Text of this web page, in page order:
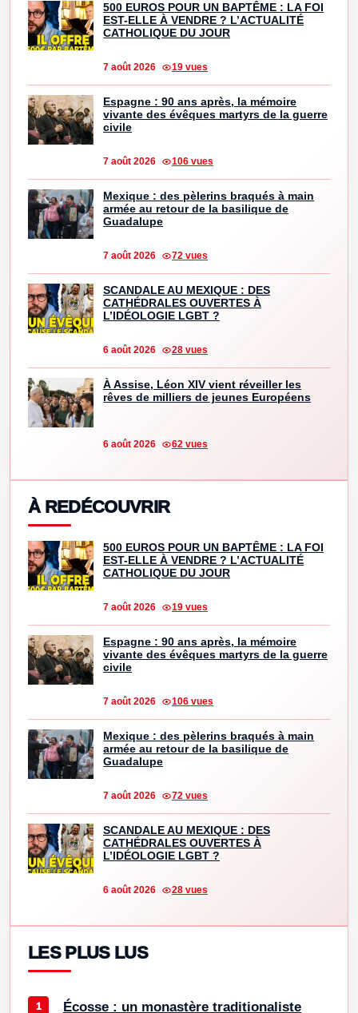
500 EUROS POUR UN BAPTÊME : LA FOI
EST-ELLE À VENDRE ? L’ACTUALITÉ
CATHOLIQUE DU JOUR
7 août 2026 19 vues
Espagne : 90 ans après, la mémoire
vivante des évêques martyrs de la guerre
civile
7 août 2026 106 vues
Mexique : des pèlerins braqués à main
armée au retour de la basilique de
Guadalupe
7 août 2026 72 vues
SCANDALE AU MEXIQUE : DES
CATHÉDRALES OUVERTES À
L’IDÉOLOGIE LGBT ?
6 août 2026 28 vues
À Assise, Léon XIV vient réveiller les
rêves de milliers de jeunes Européens
6 août 2026 62 vues
À REDÉCOUVRIR
500 EUROS POUR UN BAPTÊME : LA FOI
EST-ELLE À VENDRE ? L’ACTUALITÉ
CATHOLIQUE DU JOUR
7 août 2026 19 vues
Espagne : 90 ans après, la mémoire
vivante des évêques martyrs de la guerre
civile
7 août 2026 106 vues
Mexique : des pèlerins braqués à main
armée au retour de la basilique de
Guadalupe
7 août 2026 72 vues
SCANDALE AU MEXIQUE : DES
CATHÉDRALES OUVERTES À
L’IDÉOLOGIE LGBT ?
6 août 2026 28 vues
LES PLUS LUS
Écosse : un monastère traditionaliste